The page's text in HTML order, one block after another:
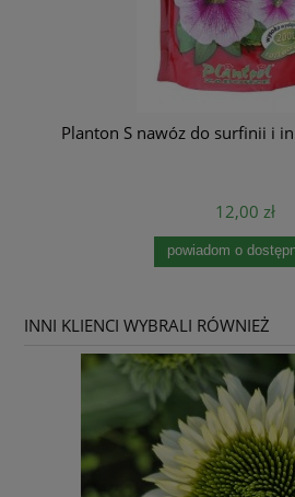
Planton S nawóz do surfinii i
12,00 zł
powiadom o
INNI KLIENCI WYBRALI RÓWNIEŻ